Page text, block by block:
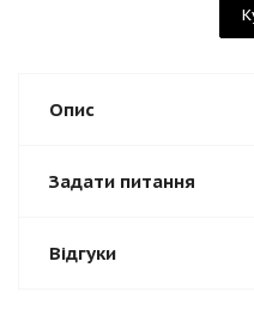
Опис
Задати питання
Відгуки